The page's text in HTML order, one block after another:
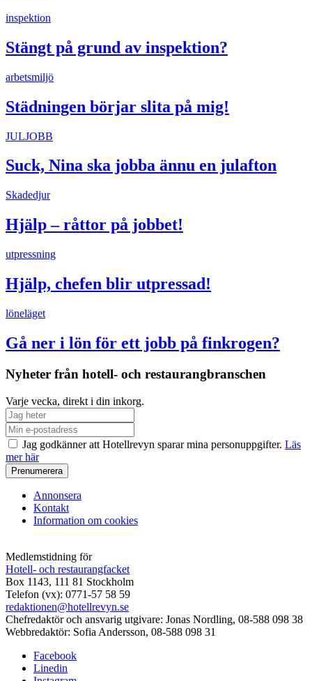
inspektion
Stängt på grund av inspektion?
arbetsmiljö
Städningen börjar slita på mig!
JULJOBB
Suck, Nina ska jobba ännu en julafton
Skadedjur
Hjälp – råttor på jobbet!
utpressning
Hjälp, chefen blir utpressad!
löneläget
Gå ner i lön för ett jobb på finkrogen?
Nyheter från hotell- och restaurangbranschen
Varje vecka, direkt i din inkorg.
Jag godkänner att Hotellrevyn sparar mina personuppgifter. Läs
mer här
Annonsera
Kontakt
Information om cookies
Medlemstidning för
Hotell- och restaurangfacket
Box 1143, 111 81 Stockholm
Telefon (vx): 0771-57 58 59
redaktionen@hotellrevyn.se
Chefredaktör och ansvarig utgivare: Jonas Nordling, 08-588 098 38
Webbredaktör: Sofia Andersson, 08-588 098 31
Facebook
Linedin